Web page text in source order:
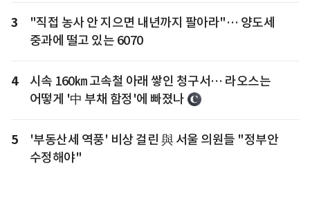
3
"직접 농사 안 지으면 내년까지 팔아라"… 양도세
중과에 떨고 있는 6070
4
시속 160㎞ 고속철 아래 쌓인 청구서… 라오스는
어떻게 '中 부채 함정'에 빠졌나
5
'부동산세 역풍' 비상 걸린 與 서울 의원들 "정부안
수정해야"